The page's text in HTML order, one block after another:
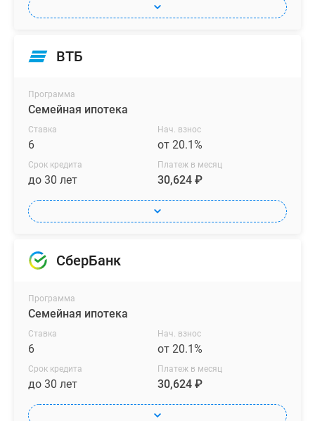
большие
открытые
выходят
реку
лесной
массив.
примененные
домов
Пушкино»,
гарантируют
проживающим
теплую
зиму,
хорошую
тишину
ВТБ
Программа
Семейная ипотека
Ставка
6
Нач. взнос
от 20.1%
Срок кредита
до 30 лет
Платеж в месяц
30,624 ₽
СберБанк
Программа
Семейная ипотека
Ставка
6
Нач. взнос
от 20.1%
Срок кредита
до 30 лет
Платеж в месяц
30,624 ₽